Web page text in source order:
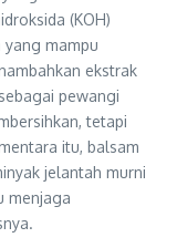
(KOH)
mampu
ekstrak
pewangi
tetapi
itu, balsam
jelantah murni
menjaga